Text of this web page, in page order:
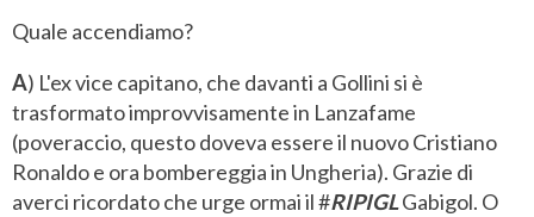
Quale accendiamo?
A) L'ex vice capitano, che davanti a Gollini si è
trasformato improvvisamente in Lanzafame
(poveraccio, questo doveva essere il nuovo Cristiano
Ronaldo e ora bombereggia in Ungheria). Grazie di
averci ricordato che urge ormai il #RIPIGLGabigol. O